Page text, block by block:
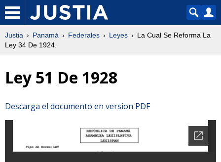
Justia Panamá Federales Leyes
La Cual Se Reforma La
Ley 34 De 1924.
Ley 51 De 1928
Descarga el documento en version PDF